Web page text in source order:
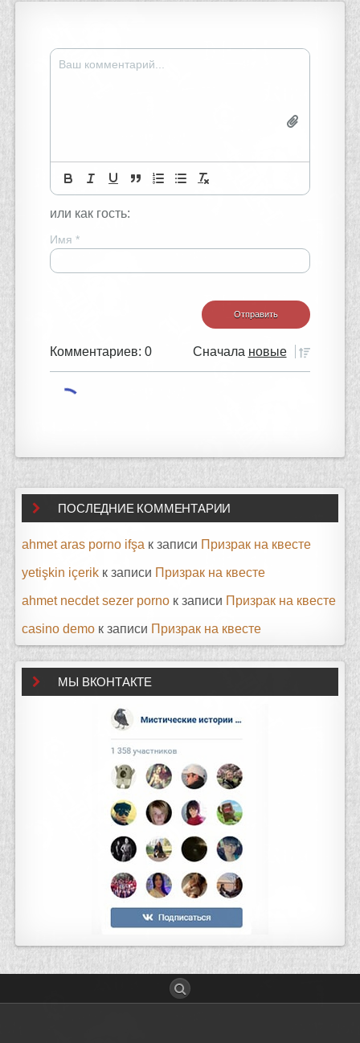
или как гость:
Имя *
Комментариев: 0 Сначала новые
ПОСЛЕДНИЕ КОММЕНТАРИИ
ahmet aras porno ifşa к записи Призрак на квесте
yetişkin içerik к записи Призрак на квесте
ahmet necdet sezer porno к записи Призрак на квесте
casino demo к записи Призрак на квесте
МЫ ВКОНТАКТЕ